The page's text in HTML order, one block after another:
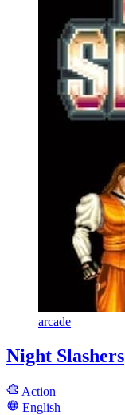
arcade
Night Slashers
Action
English